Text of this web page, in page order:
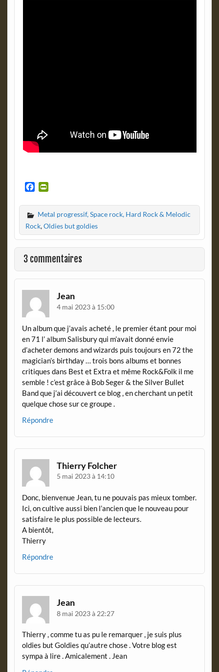
c
e
b
o
o
k
i
n
t
F
r
i
e
Metal progressif, Space rock, Hard Rock & Melodic
Rock,Oldies but goldies
3 commentaires
Jean
4 mai 2023 à 15:00
Un album que j’avais acheté , le premier étant pour moi
en 71 l’ album Salisbury qui m’avait donné envie
d’acheter demons and wizards puis toujours en 72 the
magician’s birthday … trois bons albums et bonnes
critiques dans Best et Extra et même Rock&Folk il me
semble ! c’est grâce à Bob Seger & the Silver Bullet
Band que j’ai découvert ce blog , en cherchant un petit
quelque chose sur ce groupe .
Répondre
Thierry Folcher
5 mai 2023 à 14:10
Donc, bienvenue Jean, tu ne pouvais pas mieux tomber.
Ici, on cultive aussi bien l’ancien que le nouveau pour
satisfaire le plus possible de lecteurs.
A bientôt,
Thierry
Répondre
Jean
8 mai 2023 à 22:27
Thierry , comme tu as pu le remarquer , je suis plus
oldies but Goldies qu’autre chose . Votre blog est
sympa à lire . Amicalement . Jean